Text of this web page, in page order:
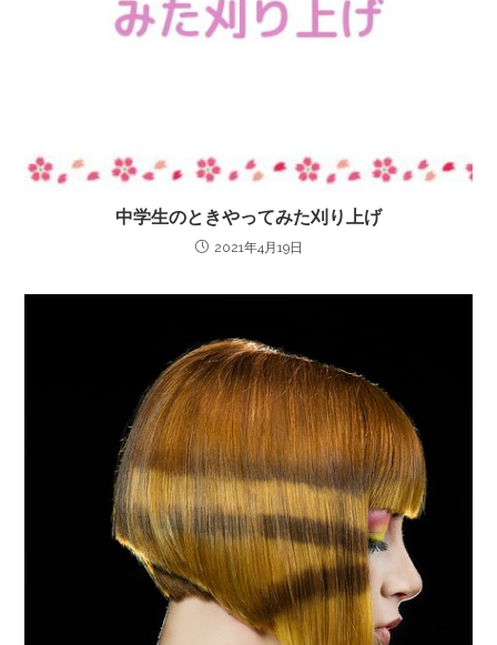
中学生のときやってみた刈り上げ
2021年4月19日